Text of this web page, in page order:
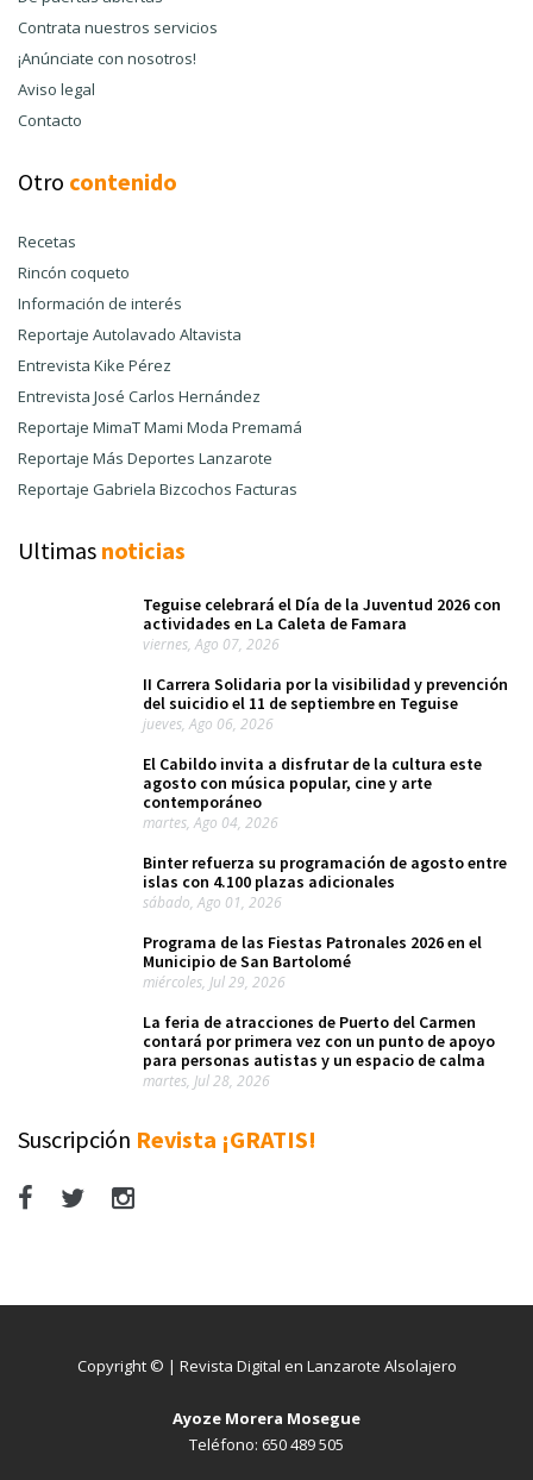
Contrata nuestros servicios
¡Anúnciate con nosotros!
Aviso legal
Contacto
Otro contenido
Recetas
Rincón coqueto
Información de interés
Reportaje Autolavado Altavista
Entrevista Kike Pérez
Entrevista José Carlos Hernández
Reportaje MimaT Mami Moda Premamá
Reportaje Más Deportes Lanzarote
Reportaje Gabriela Bizcochos Facturas
Ultimas noticias
Teguise celebrará el Día de la Juventud 2026 con
actividades en La Caleta de Famara
viernes, Ago 07, 2026
II Carrera Solidaria por la visibilidad y prevención
del suicidio el 11 de septiembre en Teguise
jueves, Ago 06, 2026
El Cabildo invita a disfrutar de la cultura este
agosto con música popular, cine y arte
contemporáneo
martes, Ago 04, 2026
Binter refuerza su programación de agosto entre
islas con 4.100 plazas adicionales
sábado, Ago 01, 2026
Programa de las Fiestas Patronales 2026 en el
Municipio de San Bartolomé
miércoles, Jul 29, 2026
La feria de atracciones de Puerto del Carmen
contará por primera vez con un punto de apoyo
para personas autistas y un espacio de calma
martes, Jul 28, 2026
Suscripción Revista ¡GRATIS!
Copyright © | Revista Digital en Lanzarote Alsolajero
Ayoze Morera Mosegue
Teléfono: 650 489 505